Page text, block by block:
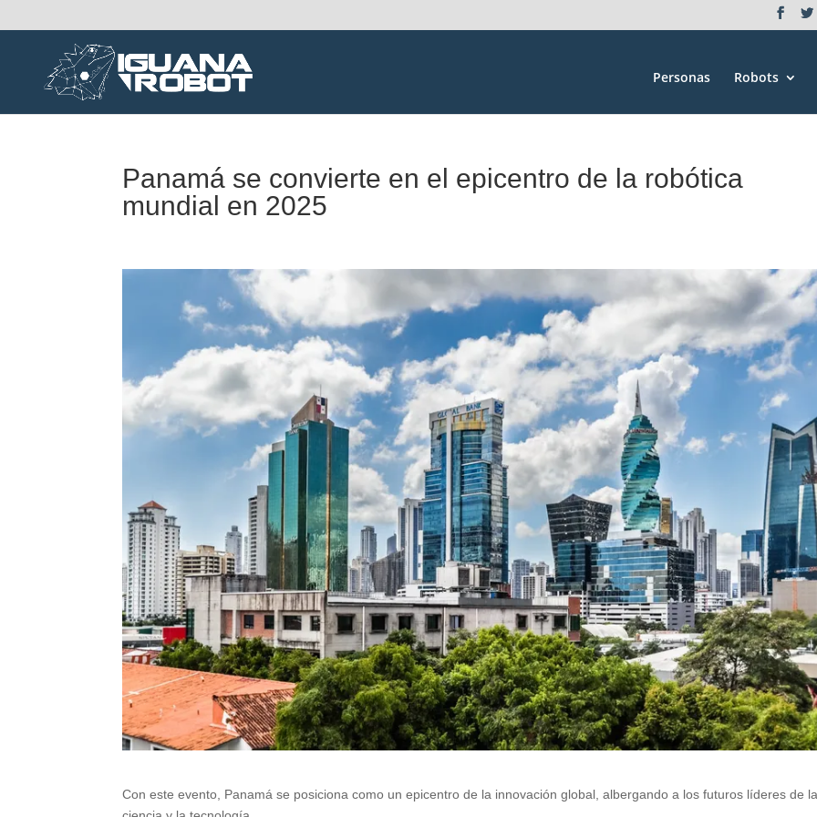
Personas Robots
Panamá se convierte en el epicentro de la robótica
mundial en 2025
Con este evento, Panamá se posiciona como un epicentro de la innovación global, albergando a los futuros líderes de